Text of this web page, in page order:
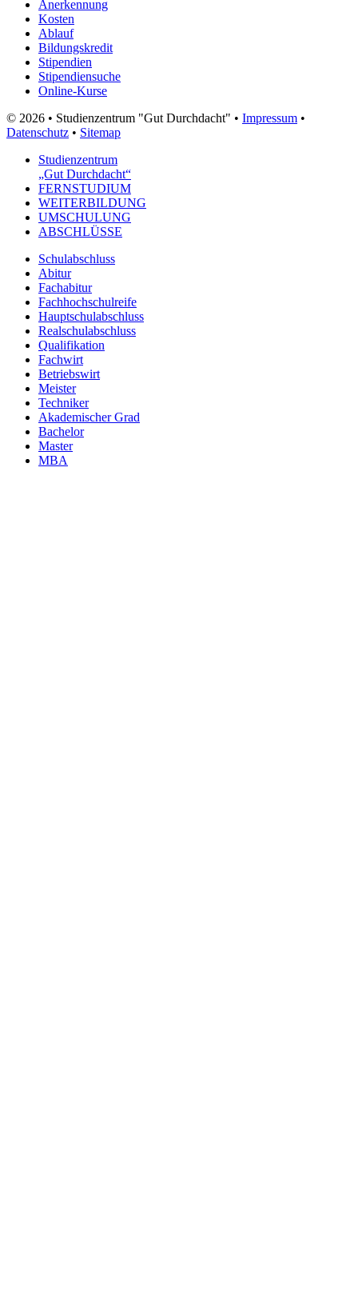
Anerkennung
Kosten
Ablauf
Bildungskredit
Stipendien
Stipendiensuche
Online-Kurse
© 2026 • Studienzentrum "Gut Durchdacht" • Impressum •
Datenschutz • Sitemap
Studienzentrum
„Gut Durchdacht“
FERNSTUDIUM
WEITERBILDUNG
UMSCHULUNG
ABSCHLÜSSE
Schulabschluss
Abitur
Fachabitur
Fachhochschulreife
Hauptschulabschluss
Realschulabschluss
Qualifikation
Fachwirt
Betriebswirt
Meister
Techniker
Akademischer Grad
Bachelor
Master
MBA